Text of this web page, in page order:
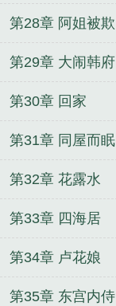
第28章 阿姐被欺
第29章 大闹韩府
第30章 回家
第31章 同屋而眠
第32章 花露水
第33章 四海居
第34章 卢花娘
第35章 东宫内侍